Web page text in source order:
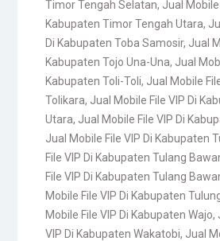
Timor Tengah Selatan, Jual Mobile
Kabupaten Timor Tengah Utara,
Di Kabupaten Toba Samosir, Jual
Kabupaten Tojo Una-Una, Jual
Kabupaten Toli-Toli, Jual Mobile
Tolikara, Jual Mobile File VIP Di
Utara, Jual Mobile File VIP Di
Jual Mobile File VIP Di Kabupaten
File VIP Di Kabupaten Tulang
File VIP Di Kabupaten Tulang
Mobile File VIP Di Kabupaten
Mobile File VIP Di Kabupaten Wajo,
VIP Di Kabupaten Wakatobi, Jual